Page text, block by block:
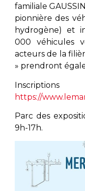
familiale
pionnière des
hydrogène) et
000 véhicules
acteurs de la
» prendront
https://
Parc des
9h-17h.